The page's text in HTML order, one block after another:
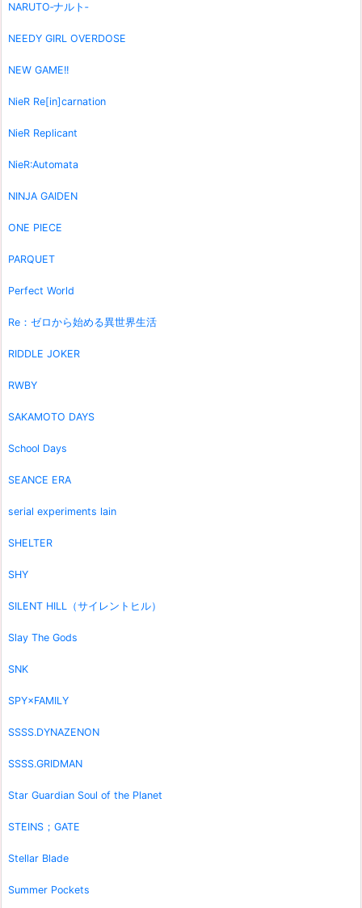
NARUTO‐ナルト‐
NEEDY GIRL OVERDOSE
NEW GAME!!
NieR Re[in]carnation
NieR Replicant
NieR:Automata
NINJA GAIDEN
ONE PIECE
PARQUET
Perfect World
Re：ゼロから始める異世界生活
RIDDLE JOKER
RWBY
SAKAMOTO DAYS
School Days
SEANCE ERA
serial experiments lain
SHELTER
SHY
SILENT HILL（サイレントヒル）
Slay The Gods
SNK
SPY×FAMILY
SSSS.DYNAZENON
SSSS.GRIDMAN
Star Guardian Soul of the Planet
STEINS；GATE
Stellar Blade
Summer Pockets